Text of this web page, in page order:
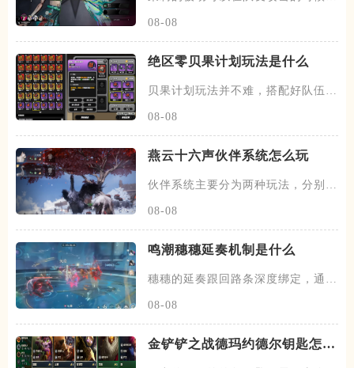
08-08
绝区零贝果计划玩法是什么
贝果计划玩法并不难，搭配好队伍和
08-08
燕云十六声伙伴系统怎么玩
伙伴系统主要分为两种玩法，分别是
08-08
鸣潮穗穗延奏机制是什么
穗穗的延奏跟回路条深度绑定，通过
08-08
金铲铲之战德玛约德尔钥匙怎么